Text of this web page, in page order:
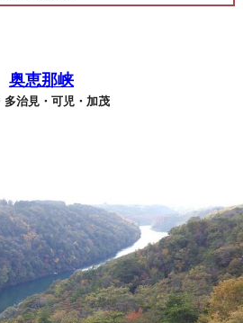
奥恵那峡
多治見・可児・加茂